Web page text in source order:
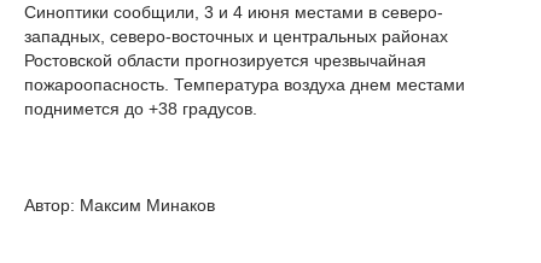
Синоптики сообщили, 3 и 4 июня местами в северо-
западных, северо-восточных и центральных районах
Ростовской области прогнозируется чрезвычайная
пожароопасность. Температура воздуха днем местами
поднимется до +38 градусов.
Автор: Максим Минаков